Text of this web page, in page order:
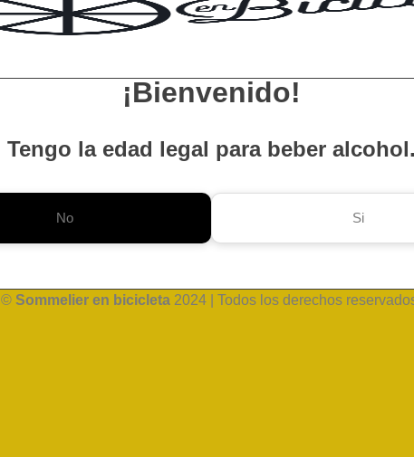
¡Bienvenido!
Tengo la edad legal para beber
No Si
© Sommelier en bicicleta 2024 | Todos los derechos